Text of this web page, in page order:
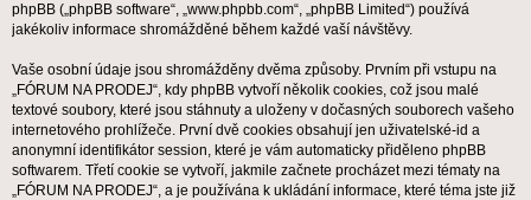
phpBB („phpBB software“, „www.phpbb.com“, „phpBB Limited“) používá
jakékoliv informace shromážděné během každé vaší návštěvy.
Vaše osobní údaje jsou shromážděny dvěma způsoby. Prvním při vstupu na
„FÓRUM NA PRODEJ“, kdy phpBB vytvoří několik cookies, což jsou malé
textové soubory, které jsou stáhnuty a uloženy v dočasných souborech vašeho
internetového prohlížeče. První dvě cookies obsahují jen uživatelské-id a
anonymní identifikátor session, které je vám automaticky přiděleno phpBB
softwarem. Třetí cookie se vytvoří, jakmile začnete procházet mezi tématy na
„FÓRUM NA PRODEJ“, a je používána k ukládání informace, které téma jste již